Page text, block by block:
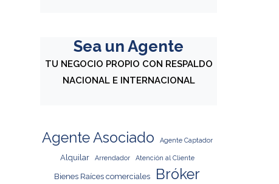
Sea un Agente
TU NEGOCIO PROPIO CON RESPALDO
NACIONAL E INTERNACIONAL
Agente Asociado Agente Captador
Alquilar Arrendador Atención al Cliente
Bienes Raíces comerciales Bróker